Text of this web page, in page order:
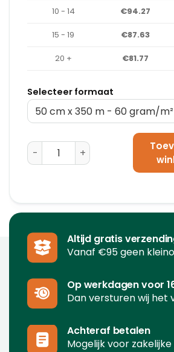
10 - 14 €94.27
15 - 19 €87.63
20 + €81.77
Selecteer formaat
Rol Kraftpapier - 90 gram/m²
Altijd gratis
Vanaf €95 geen
Op werkdagen voor
Dan versturen wij het
Achteraf betalen
Mogelijk voor